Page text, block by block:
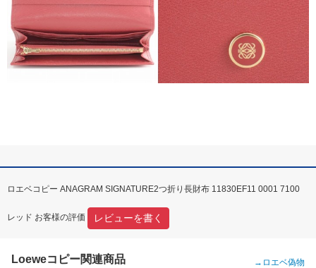
ロエベコピー ANAGRAM SIGNATURE2つ折り長財布 11830EF11 0001 7100
レッド お客様の評価 レビューを書く
Loeweコピー関連商品 → ロエベ偽物